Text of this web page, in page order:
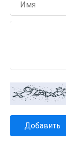
Добавить